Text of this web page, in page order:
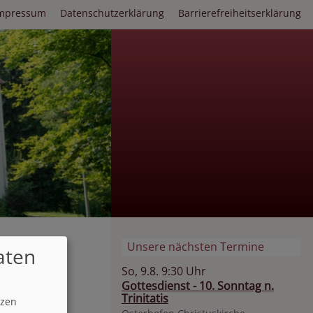
Datenschutzerklärung Barrierefreiheitserklärung
Unsere nächsten Termine
So, 9.8. 9:30 Uhr
Gottesdienst - 10. Sonntag n.
Trinitatis